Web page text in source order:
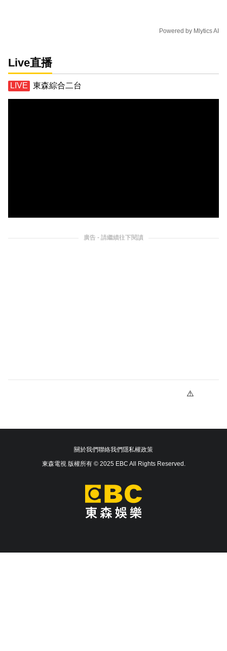
Powered by Mlytics AI
Live直播
東森綜合二台
廣告 - 請繼續往下閱讀
關於我們聯絡我們隱私權政策
東森電視 版權所有 © 2025 EBC All Rights Reserved.